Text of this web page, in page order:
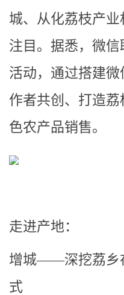
城、从化荔枝产
注目。据悉，微
活动，通过搭建
作者共创、打造
色农产品销售。
走进产地：
增城——深挖荔乡
式